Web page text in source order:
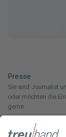
Presse
Sie sind Journalist
oder möchten die
gerne.
Zum